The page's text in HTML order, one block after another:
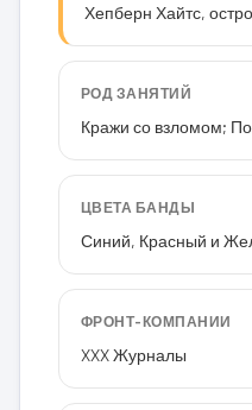
Хепберн Хайтс,
РОД ЗАНЯТИЙ
Кражи со взломом;
ЦВЕТА БАНДЫ
Синий, Красный и
ФРОНТ-КОМПАНИИ
XXX Журналы